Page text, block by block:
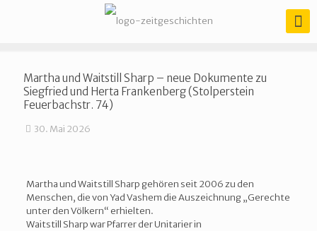
Martha und Waitstill Sharp – neue Dokumente zu
Siegfried und Herta Frankenberg (Stolperstein
Feuerbachstr. 74)
30. Mai 2026
Martha und Waitstill Sharp gehören seit 2006 zu den
Menschen, die von Yad Vashem die Auszeichnung „Gerechte
unter den Völkern“ erhielten.
Waitstill Sharp war Pfarrer der Unitarier in